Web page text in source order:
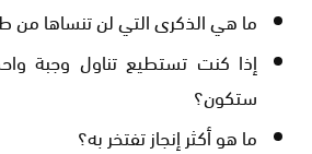
ما هي الذكرى التي لن تنساها من
إذا كنت تستطيع تناول وجبة
ستكون؟
ما هو أكثر إنجاز تفتخر به؟